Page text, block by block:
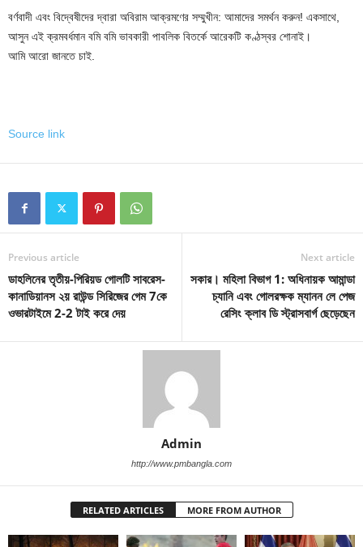
বর্ণবাদী এবং বিদ্বেষীদের দ্বারা অবিরাম আক্রমণের সম্মুখীন: আমাদের সমর্থন করুন! একসাথে,
আসুন এই ক্রমবর্ধমান বমি বমি ভাবকারী পাবলিক বিতর্কে আরেকটি কণ্ঠস্বর শোনাই।
আমি আরো জানতে চাই.
Source link
Previous article
ডাহলিনের তৃতীয়-পিরিয়ড গোলটি সাবরেস-
কানাডিয়ানস ২য় রাউন্ড সিরিজের গেম 7কে
ওভারটাইমে 2-2 টাই করে দেয়
Next article
সকার। মহিলা বিভাগ 1: অধিনায়ক আমান্ডা
চ্যানি এবং গোলরক্ষক ম্যানন লে পেজ
রেসিং ক্লাব ডি স্ট্রাসবার্গ ছেড়েছেন
Admin
http://www.pmbangla.com
RELATED ARTICLES MORE FROM AUTHOR